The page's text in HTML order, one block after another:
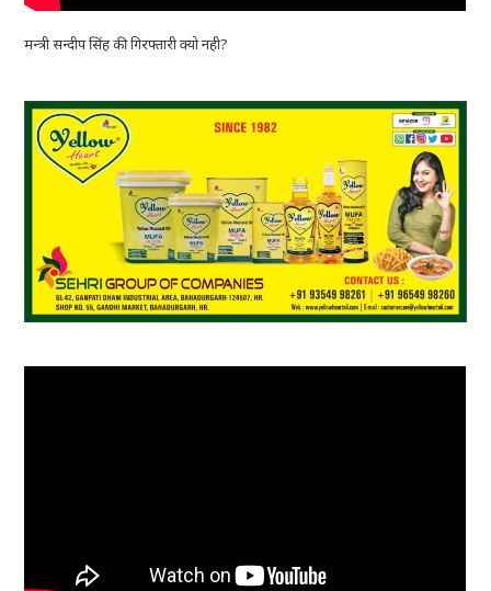
मन्त्री सन्दीप सिंह की गिरफ्तारी क्यो नही?